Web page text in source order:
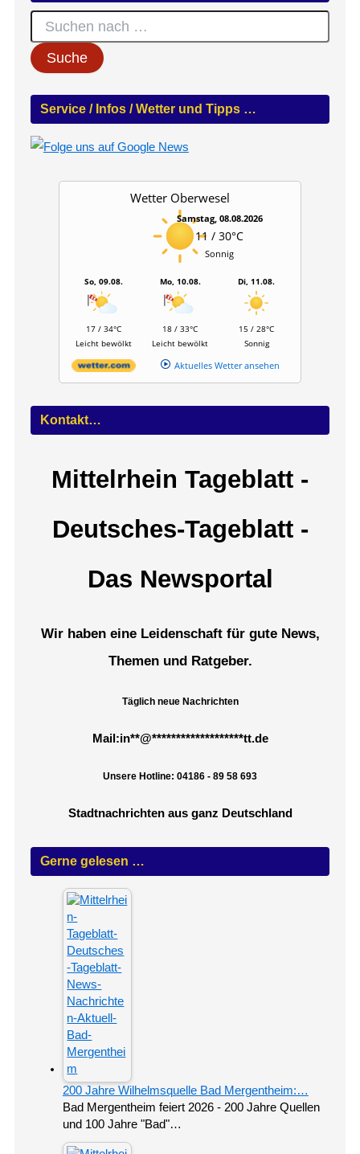
S
c
h
n
c
Service / Infos / Wetter und Tipps …
Wetter Oberwesel
Samstag, 08.08.2026
11 / 30°C
Sonnig
So, 09.08.
17 / 34°C
Leicht bewölkt
Mo, 10.08.
18 / 33°C
Leicht bewölkt
Di, 11.08.
15 / 28°C
Sonnig
Aktuelles Wetter ansehen
Kontakt…
Mittelrhein Tageblatt -
Deutsches-Tageblatt -
Das Newsportal
Wir haben eine Leidenschaft für gute News,
Themen und Ratgeber.
Täglich neue Nachrichten
Mail:in**@*******************tt.de
Unsere Hotline: 04186 - 89 58 693
Stadtnachrichten aus ganz Deutschland
Gerne gelesen …
200 Jahre Wilhelmsquelle Bad Mergentheim:…
Bad Mergentheim feiert 2026 - 200 Jahre Quellen
und 100 Jahre "Bad"…